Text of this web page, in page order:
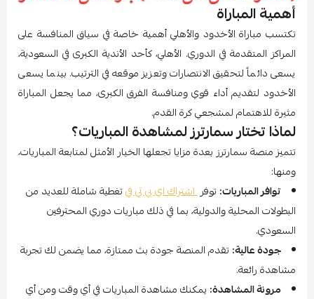
أهمية المباراة
تكتسب مباراة الأخدود والأهلي أهمية خاصة في سياق المنافسة على
المراكز المتقدمة في الدوري. الأهلي، كأحد الأندية الكبرى في السعودية،
يسعى دائماً لتحقيق الانتصارات وتعزيز موقعه في الترتيب. بينما يسعى
الأخدود لتقديم أداء قوي ومنافسة الفرق الكبرى، مما يجعل المباراة
مثيرة للاهتمام لمشجعي كرة القدم.
لماذا تختار سمارترز لمشاهدة المباريات؟
تتميز منصة سمارترز بعدة مزايا تجعلها الخيار الأمثل لمتابعة المباريات،
ومنها:
توافر المباريات:توفراشتراك اي بي تي فيتغطية شاملة للعديد من
البطولات المحلية والدولية، بما في ذلك مباريات دوري المحترفين
السعودي.
جودة عالية:تقدم المنصة جودة بث ممتازة، مما يضمن لك تجربة
مشاهدة رائعة.
مرونة المشاهدة: يمكنك مشاهدة المباريات في أي وقت ومن أي